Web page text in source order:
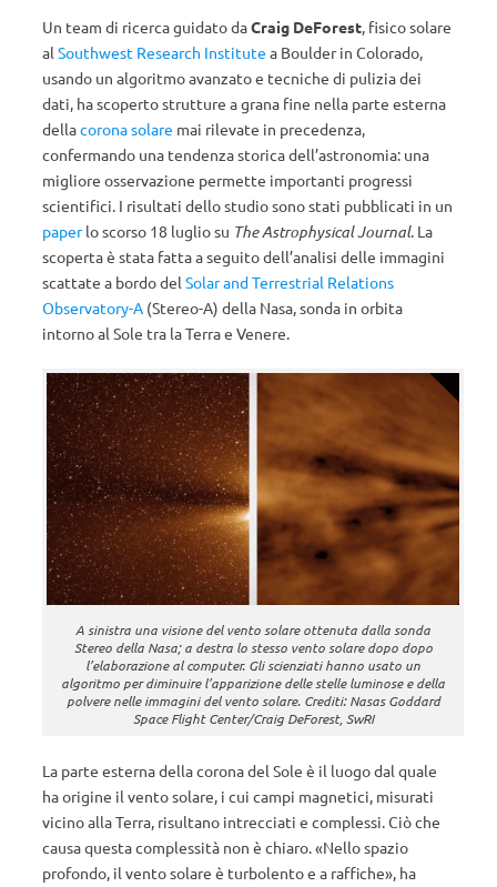
Un team di ricerca guidato daCraig DeForest, fisico solare
al Southwest Research Institute a Boulder in Colorado,
usando un algoritmo avanzato e tecniche di pulizia dei
dati, ha scoperto strutture a grana fine nella parte esterna
dellacorona solare mai rilevate in precedenza,
confermando una tendenza storica dell’astronomia: una
migliore osservazione permette importanti progressi
scientifici. I risultati dello studio sono stati pubblicati in un
paperlo scorso 18 luglio su The Astrophysical Journal. La
scoperta è stata fatta a seguito dell’analisi delle immagini
scattate a bordo del Solar and Terrestrial Relations
Observatory-A (Stereo-A) della Nasa, sonda in orbita
intorno al Sole tra la Terra e Venere.
A sinistra una visione del vento solare ottenuta dalla sonda
Stereo della Nasa; a destra lo stesso vento solare dopo dopo
l’elaborazione al computer. Gli scienziati hanno usato un
algoritmo per diminuire l’apparizione delle stelle luminose e della
polvere nelle immagini del vento solare. Crediti: Nasas Goddard
Space Flight Center/Craig DeForest, SwRI
La parte esterna della corona del Sole è il luogo dal quale
ha origine il vento solare, i cui campi magnetici, misurati
vicino alla Terra, risultano intrecciati e complessi. Ciò che
causa questa complessità non è chiaro. «Nello spazio
profondo, il vento solare è turbolento e a raffiche», ha